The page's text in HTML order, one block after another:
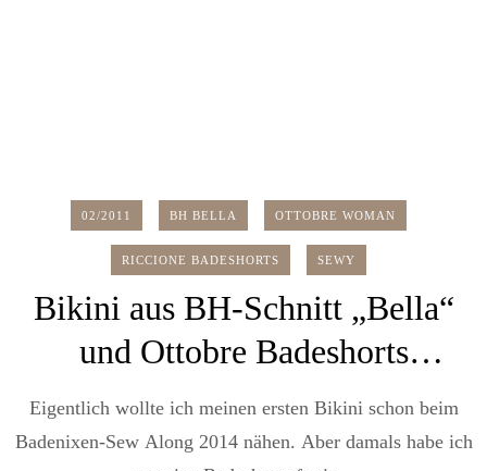
02/2011 BH BELLA OTTOBRE WOMAN
RICCIONE BADESHORTS SEWY
Bikini aus BH-Schnitt „Bella“
und Ottobre Badeshorts
„Riccione“
Eigentlich wollte ich meinen ersten Bikini schon beim
Badenixen-Sew Along 2014 nähen. Aber damals habe ich